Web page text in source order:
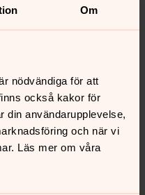
Om
nödvändiga för att
också kakor för
din användarupplevelse,
och när vi
Läs mer om våra
Kom och prova
låtar så att även
bekväm. Läs mer här.